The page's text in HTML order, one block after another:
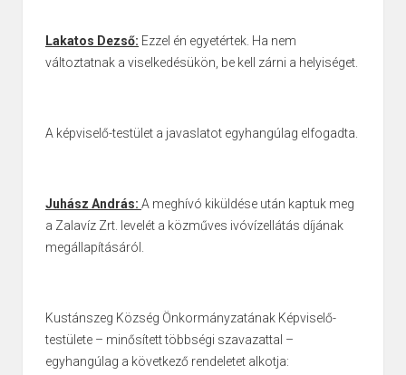
Lakatos Dezső: Ezzel én egyetértek. Ha nem
változtatnak a viselkedésükön, be kell zárni a helyiséget.
A képviselő-testület a javaslatot egyhangúlag elfogadta.
Juhász András: A meghívó kiküldése után kaptuk meg
a Zalavíz Zrt. levelét a közműves ivóvízellátás díjának
megállapításáról.
Kustánszeg Község Önkormányzatának Képviselő-
testülete – minősített többségi szavazattal –
egyhangúlag a következő rendeletet alkotja: